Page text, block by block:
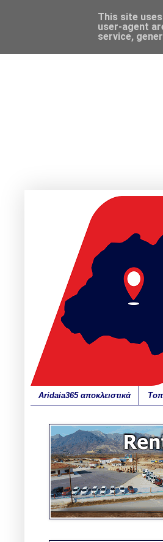
Aridaia365 αποκλειστικά
This site
user-agent
service,